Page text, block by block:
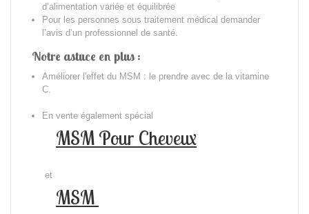
d’alimentation variée et équilibrée
Pour les personnes sous traitement médical demander
l’avis d’un professionnel de santé.
Notre astuce en plus :
Améliorer l'effet du MSM : le prendre avec de la vitamine
C.
En vente également spécial
MSM Pour Cheveux
et
MSM